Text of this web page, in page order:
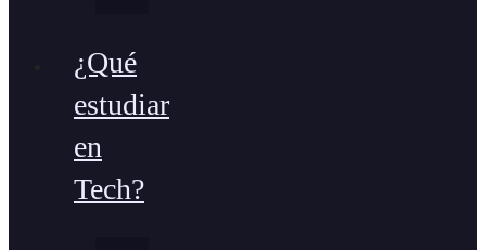
¿Qué
estudiar
en
Tech?